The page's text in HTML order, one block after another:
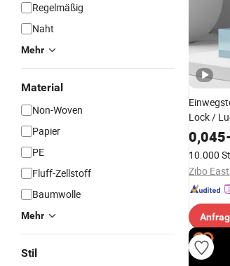
Regelmäßig
Naht
Mehr
Material
Non-Woven
Papier
PE
Fluff-Zellstoff
Baumwolle
Mehr
Stil
Lock /
Port
0,045
10.000